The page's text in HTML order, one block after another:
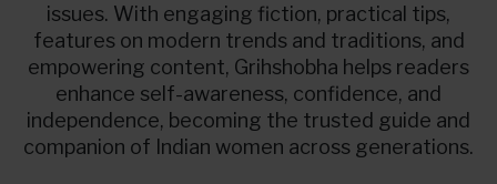
Prøv en måned gratis
issues. With engaging fiction, practical tips,
features on modern trends and traditions, and
empowering content, Grihshobha helps readers
enhance self-awareness, confidence, and
independence, becoming the trusted guide and
companion of Indian women across generations.